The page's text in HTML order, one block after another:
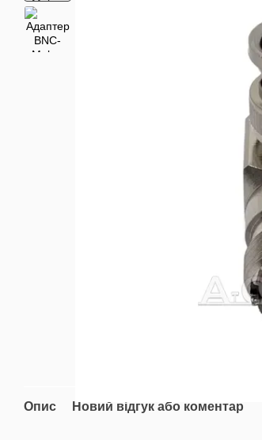
Опис Новий відгук або коментар